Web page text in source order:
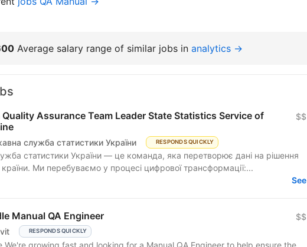
Average salary range of similar jobs in analytics →
Quality Assurance Team Leader State Statistics Service of
служба статистики України RESPONDS QUICKLY
$$
статистики України — це команда, яка перетворює дані на рішення
Ми перебуваємо у процесі цифрової трансформації:...
See
Manual QA Engineer
RESPONDS QUICKLY
$$